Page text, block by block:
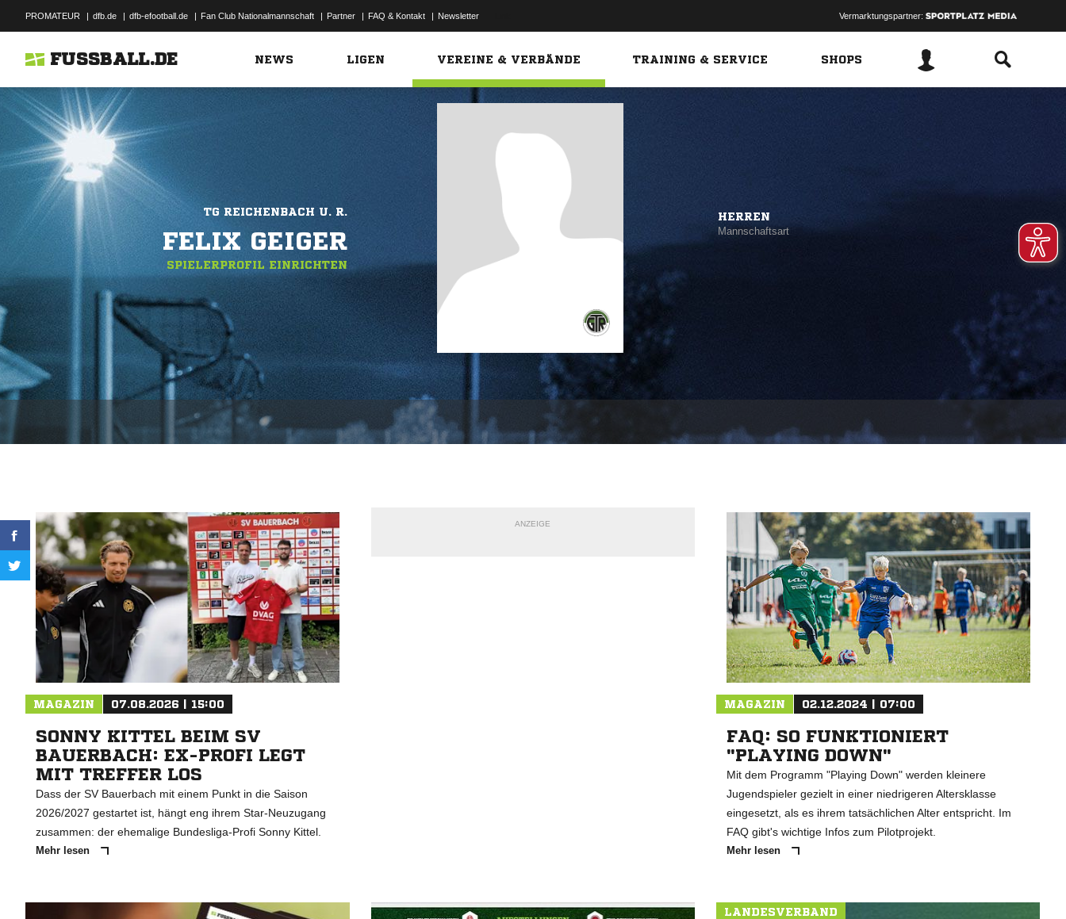
PROMATEUR | dfb.de | dfb-efootball.de | Fan Club Nationalmannschaft | Partner | FAQ & Kontakt | Newsletter Vermarktungspartner:
FUSSBALL.DE NEWS LIGEN VEREINE & VERBÄNDE TRAINING & SERVICE SHOPS
TG REICHENBACH U. R.
FELIX GEIGER
SPIELERPROFIL EINRICHTEN
HERREN
Mannschaftsart
MAGAZIN 07.08.2026 | 15:00
SONNY KITTEL BEIM SV
BAUERBACH: EX-PROFI LEGT
MIT TREFFER LOS
Dass der SV Bauerbach mit einem Punkt in die Saison
2026/2027 gestartet ist, hängt eng ihrem Star-Neuzugang
zusammen: der ehemalige Bundesliga-Profi Sonny Kittel.
Mehr lesen
ANZEIGE
MAGAZIN 02.12.2024 | 07:00
FAQ: SO FUNKTIONIERT
"PLAYING DOWN"
Mit dem Programm "Playing Down" werden kleinere
Jugendspieler gezielt in einer niedrigeren Altersklasse
eingesetzt, als es ihrem tatsächlichen Alter entspricht. Im
FAQ gibt's wichtige Infos zum Pilotprojekt.
Mehr lesen
LANDESVERBAND